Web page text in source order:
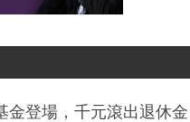
金登場，千元滾出退休金